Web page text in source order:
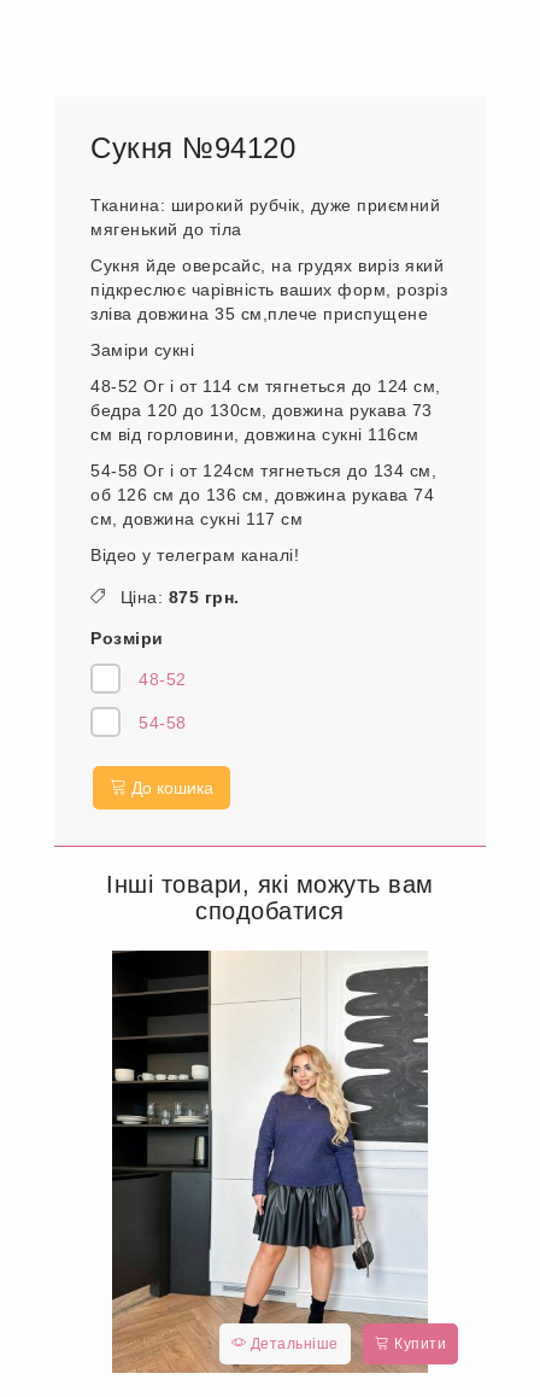
Сукня №94120
Тканина: широкий рубчік, дуже приємний
мягенький до тіла
Сукня йде оверсайс, на грудях виріз який
підкреслює чарівність ваших форм, розріз
зліва довжина 35 см,плече приспущене
Заміри сукні
48-52 Ог і от 114 см тягнеться до 124 см,
бедра 120 до 130см, довжина рукава 73
см від горловини, довжина сукні 116см
54-58 Ог і от 124см тягнеться до 134 см,
об 126 см до 136 см, довжина рукава 74
см, довжина сукні 117 см
Відео у телеграм каналі!
Ціна: 875 грн.
Розміри
48-52
54-58
До кошика
Інші товари, які можуть вам
сподобатися
Детальніше Купити